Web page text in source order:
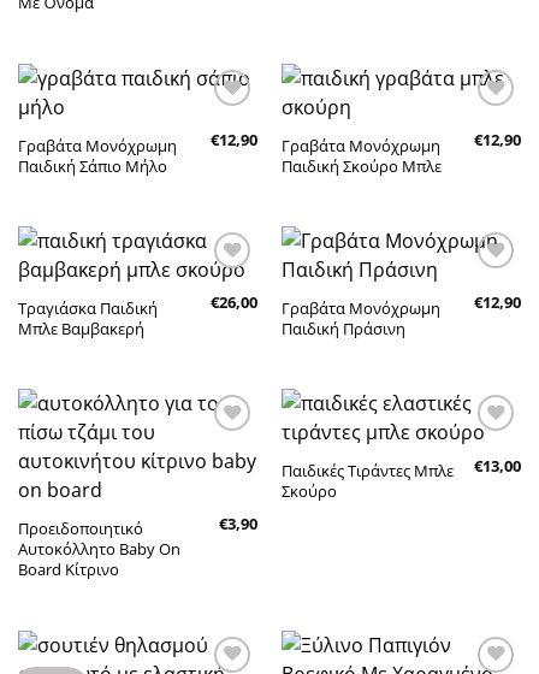
στην λίστα
επιθυμητών
Γραβάτα Μονόχρωμη
Παιδική Σάπιο Μήλο
€12,90
στην λίστα
επιθυμητών
Γραβάτα Μονόχρωμη
Παιδική Σκούρο Μπλε
€12,90
Πρόσθήκη
στην λίστα
Τραγιάσκα Παιδική
Μπλε Βαμβακερή
€26,00
στην λίστα
επιθυμητών
Γραβάτα Μονόχρωμη
Παιδική Πράσινη
€12,90
στην λίστα
Προειδοποιητικό
Αυτοκόλλητο Baby On
Board Κίτρινο
€3,90
Πρόσθήκη
στην λίστα
επιθυμητών
Παιδικές Τιράντες Μπλε
Σκούρο
€13,00